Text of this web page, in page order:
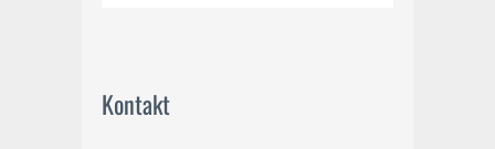
Kontakt